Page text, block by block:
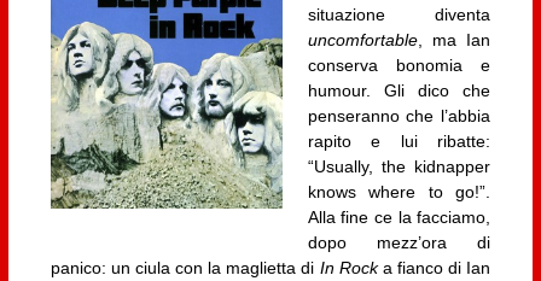
situazione diventa
uncomfortable, ma Ian
conserva bonomia e
humour. Gli dico che
penseranno che l’abbia
rapito e lui ribatte:
“Usually, the kidnapper
knows where to go!”.
Alla fine ce la facciamo,
dopo mezz’ora di
panico: un ciula con la maglietta di In Rocka fianco di Ian